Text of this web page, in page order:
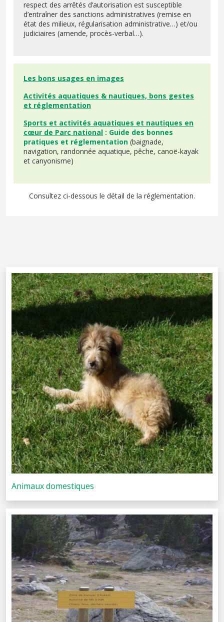
respect des arrêtés d’autorisation est susceptible
d’entraîner des sanctions administratives (remise en
état des milieux, régularisation administrative…) et/ou
judiciaires (amende, procès-verbal…).
Les bons usages en images
Activités aquatiques & nautiques, bons gestes
et réglementation
Sports et activités aquatiques et nautiques en
cœur de Parc national : Guide des bonnes
pratiques et réglementation (baignade,
navigation, randonnée aquatique, pêche, canoë-kayak
et canyonisme)
Consultez ci-dessous le détail de la réglementation.
Animaux domestiques